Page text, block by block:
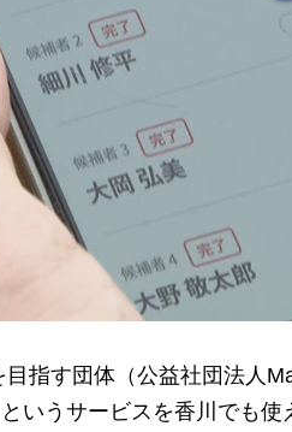
指す団体（公益社団法人
というサービスを香川でも